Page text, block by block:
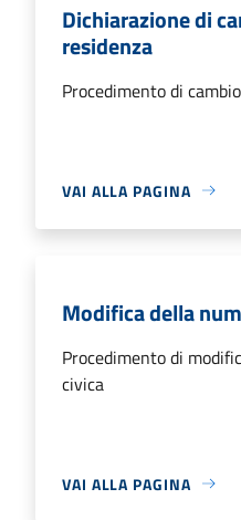
Dichiarazione di
residenza
Procedimento di
VAI ALLA PAGINA
Modifica della
Procedimento di
civica
VAI ALLA PAGINA